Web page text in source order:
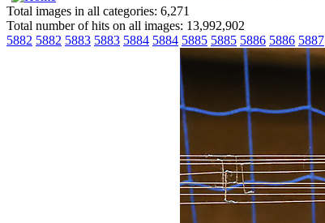
Total images in all categories: 6,271
Total number of hits on all images: 13,992,902
5882 5882 5883 5883 5884 5884 5885 5885 5886 5886 5887